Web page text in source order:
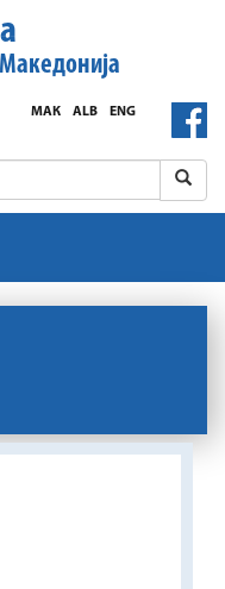
ENG
ALB
МАК